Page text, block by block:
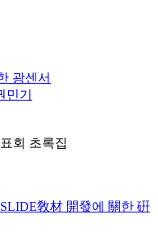
광센서
민기
회 초록집
敎材 開發에 關한 硏